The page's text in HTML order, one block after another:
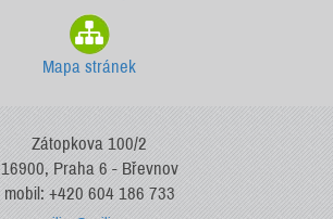
Mapa stránek
Zátopkova 100/2
16900, Praha 6 - Břevnov
mobil: +420 604 186 733